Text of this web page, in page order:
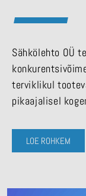
Sähkölehto OÜ
terviklikul
pikaajalisel
LOE ROHKEM